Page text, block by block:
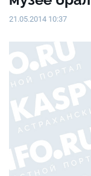
21.05.2014 10:37